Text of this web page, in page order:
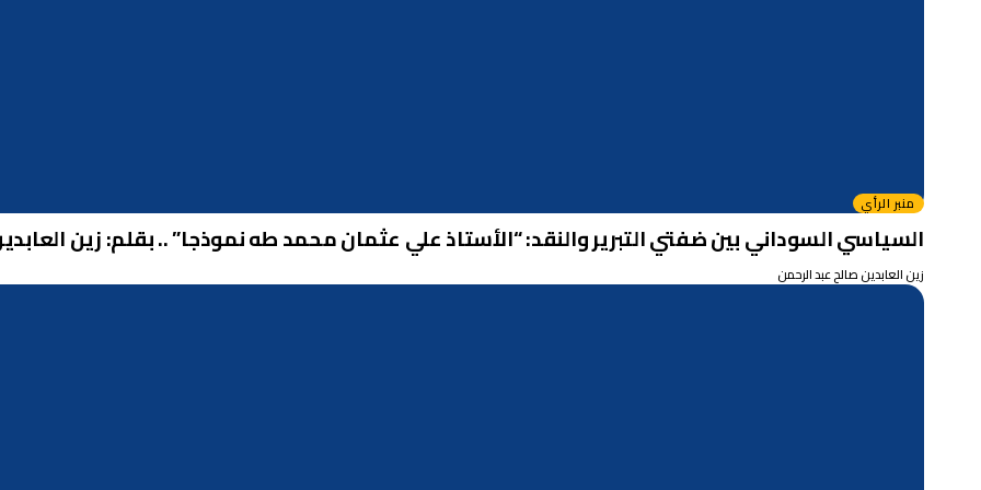
منبر الرأي
السياسي السوداني بين ضفتي التبرير والنقد: “الأستاذ علي عثمان محمد طه نموذجا” .. بقلم: زين
زين العابدين صالح عبد الرحمن